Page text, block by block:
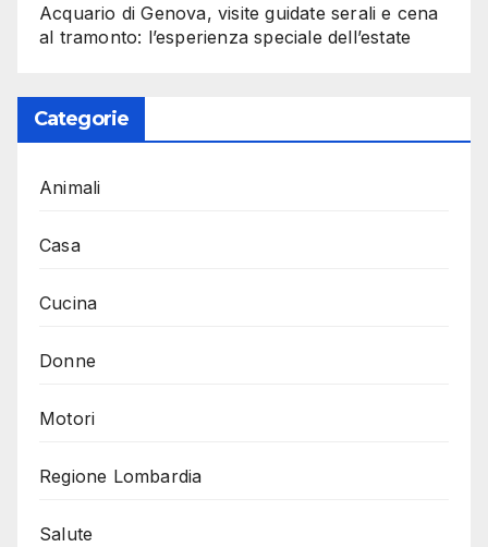
Acquario di Genova, visite guidate serali e cena
al tramonto: l’esperienza speciale dell’estate
Categorie
Animali
Casa
Cucina
Donne
Motori
Regione Lombardia
Salute